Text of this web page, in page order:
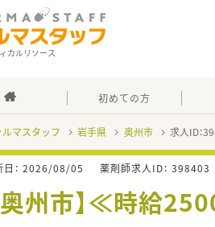
カルリソース
初めての方
マスタッフ 岩手県 奥州市 求人ID：
： 2026/08/05 薬剤師求人ID： 398403
奥州市】≪時給